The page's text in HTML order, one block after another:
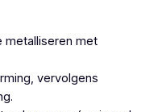
metalliseren met
vervolgens